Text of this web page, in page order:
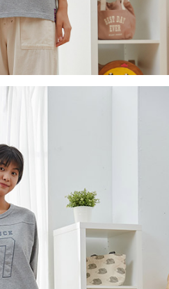
依據個別帳號之用戶狀況，依本公司即
額度不足之情形，本公司將視審查結果
人資訊註冊。若發現惡意使用之情形，
用戶之使用額度並採取法律行動。